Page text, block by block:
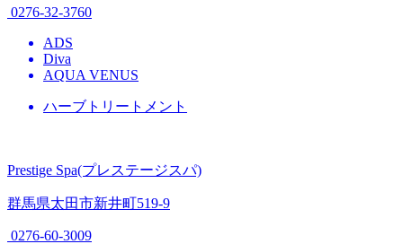
0276-32-3760
ADS
Diva
AQUA VENUS
ハーブトリートメント
Prestige Spa(プレステージスパ)
群馬県太田市新井町519-9
0276-60-3009